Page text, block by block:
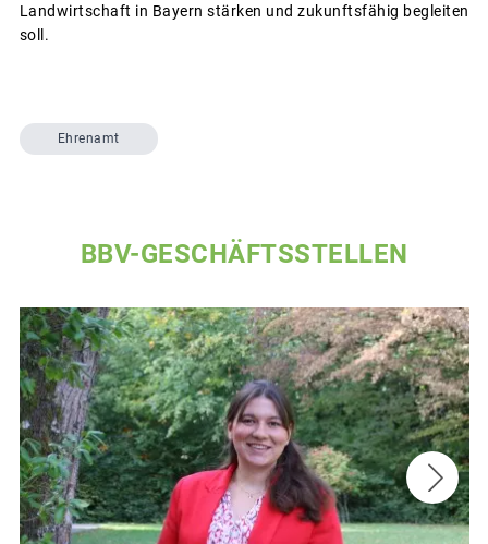
Landwirtschaft in Bayern stärken und zukunftsfähig begleiten
soll.
Ehrenamt
BBV-GESCHÄFTSSTELLEN